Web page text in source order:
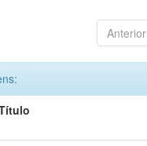
Anterior